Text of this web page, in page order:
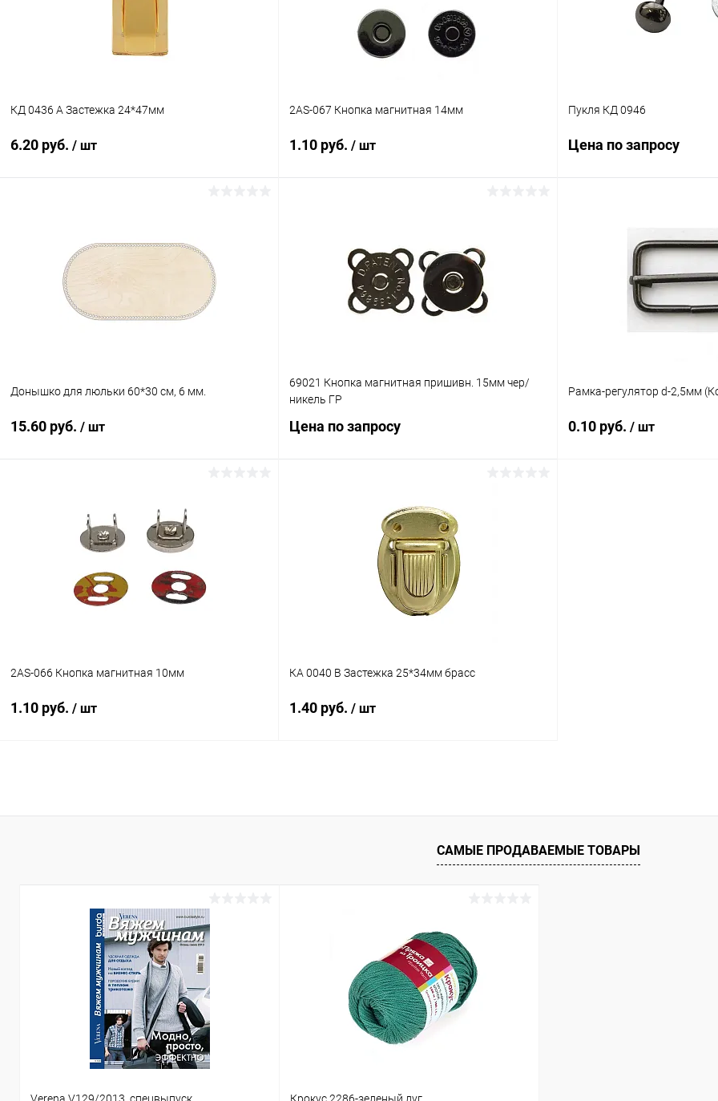
КД 0436 А Застежка 24*47мм
6.20 руб. / шт
Купить в 1 клик Сравнение
В избранное Под заказ
2AS-067 Кнопка магнитная 14мм
1.10 руб. / шт
Купить в 1 клик Сравнение
В избранное Под заказ
Пукля КД 0946
Цена по запросу
Купить в 1 клик
В избранное
Донышко для люльки 60*30 см, 6 мм.
15.60 руб. / шт
Купить в 1 клик Сравнение
69021 Кнопка магнитная пришивн. 15мм чер/
никель ГР
Цена по запросу
Сравнение
Под заказ
Рамка-регулятор d-2,5мм
0.10 руб. / шт
2AS-066 Кнопка магнитная 10мм
1.10 руб. / шт
Купить в 1 клик Сравнение
КА 0040 В Застежка 25*34мм брасс
1.40 руб. / шт
Купить в 1 клик Сравнение
Под заказ
САМЫЕ ПРОДАВАЕМЫЕ ТОВАРЫ
Verena V129/2013, спецвыпуск Крокус 2286-зеленый луг